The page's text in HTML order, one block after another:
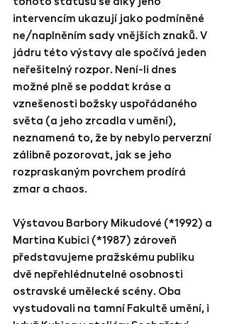
intervencím ukazují jako podmíněné
ne/naplněním sady vnějších znaků. V
jádru této výstavy ale spočívá jeden
neřešitelný rozpor. Není-li dnes
možné plně se poddat kráse a
vznešenosti božsky uspořádaného
světa (a jeho zrcadla v umění),
neznamená to, že by nebylo perverzní
zálibně pozorovat, jak se jeho
rozpraskaným povrchem prodírá
zmar a chaos.
Výstavou Barbory Mikudové (*1992) a
Martina Kubici (*1987) zároveň
představujeme pražskému publiku
dvě nepřehlédnutelné osobnosti
ostravské umělecké scény. Oba
vystudovali na tamní Fakultě umění, i